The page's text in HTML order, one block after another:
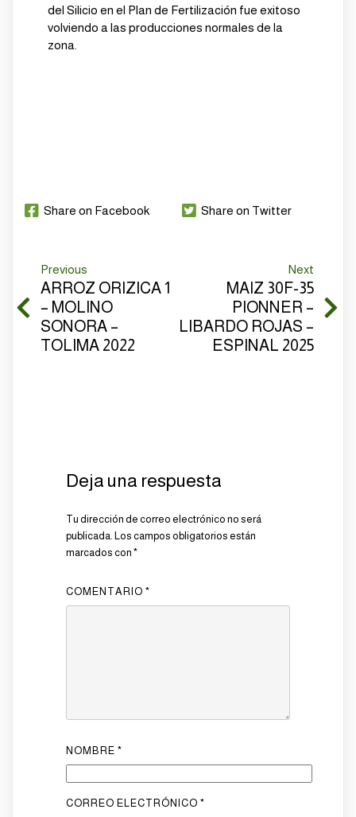
del Silicio en el Plan de Fertilización fue exitoso
volviendo a las producciones normales de la
zona.
Share on Facebook Share on Twitter
Previous
ARROZ ORIZICA 1
– MOLINO
SONORA –
TOLIMA 2022
Next
MAIZ 30F-35
PIONNER –
LIBARDO ROJAS –
ESPINAL 2025
Deja una respuesta
Tu dirección de correo electrónico no será
publicada. Los campos obligatorios están
marcados con *
COMENTARIO *
NOMBRE *
CORREO ELECTRÓNICO *